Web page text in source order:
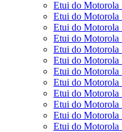
Etui do Motorola
Etui do Motorola
Etui do Motorola
Etui do Motorola
Etui do Motorola
Etui do Motorola
Etui do Motorola
Etui do Motorola
Etui do Motorola
Etui do Motorola
Etui do Motorola
Etui do Motorola